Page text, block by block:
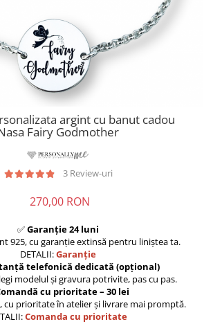
argint cu banut cadou
Fairy Godmother
3 Review-uri
270,00 RON
✅Garanție 24 luni
925, cu garanție extinsă pentru liniștea ta.
DETALII:Garanție
telefonică dedicată (opțional)
modelul și gravura potrivite, pas cu pas.
cu prioritate – 30 lei
cu prioritate în atelier și livrare mai promptă.
Comanda cu prioritate